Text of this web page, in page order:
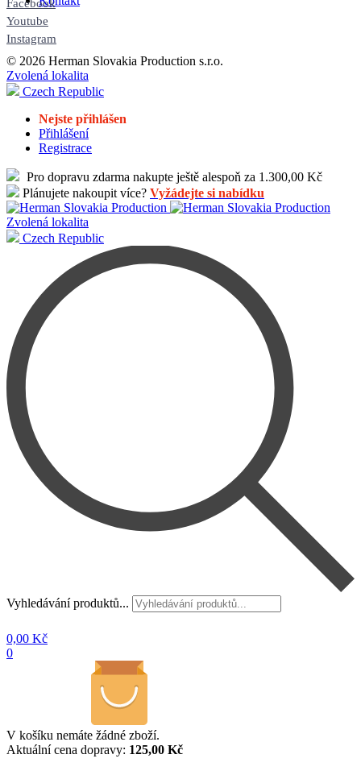
Facebook
Youtube
Instagram
© 2026 Herman Slovakia Production s.r.o.
Zvolená lokalita
Czech Republic
Nejste přihlášen
Přihlášení
Registrace
Pro dopravu zdarma nakupte ještě alespoň za 1.300,00 Kč
Plánujete nakoupit více? Vyžádejte si nabídku
Zvolená lokalita
Czech Republic
Vyhledávání produktů...
0,00 Kč
0
V košíku nemáte žádné zboží.
Aktuální cena dopravy: 125,00 Kč